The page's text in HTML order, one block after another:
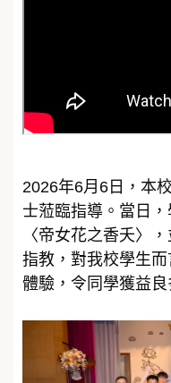
2026年6月6日，本
士蒞臨指導。當日
〈帝女花之香夭〉
指教，對我校學生
體驗，令同學獲益